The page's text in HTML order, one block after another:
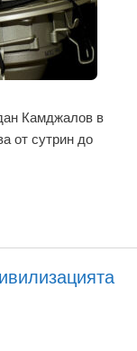
Камджалов в
от сутрин до